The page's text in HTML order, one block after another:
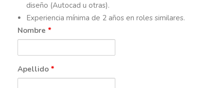
diseño (Autocad u otras).
Experiencia mínima de 2 años en roles similares.
Nombre *
Apellido *